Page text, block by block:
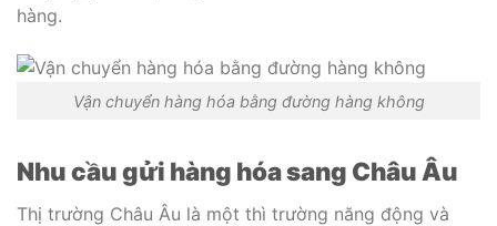
hàng.
Vận chuyển hàng hóa bằng đường hàng không
Nhu cầu gửi hàng hóa sang Châu Âu
Thị trường Châu Âu là một thì trường năng động và